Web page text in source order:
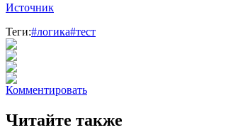
Источник
Теги:#логика#тест
Комментировать
Читайте также